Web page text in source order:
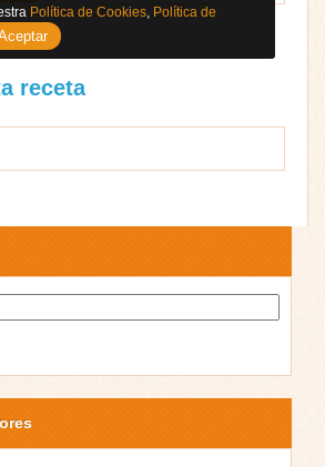
receta
Política de Cookies, Política de